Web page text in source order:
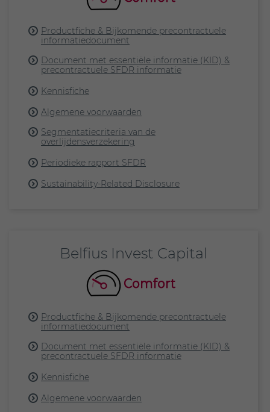
Productfiche & Bijkomende precontractuele
informatiedocument
Document met essentiële informatie (KID) &
precontractuele SFDR informatie
Kennisfiche
Algemene voorwaarden
Segmentatiecriteria van de
overlijdensverzekering
Periodieke rapport SFDR
Sustainability-Related Disclosure
Belfius Invest Capital
Productfiche & Bijkomende precontractuele
informatiedocument
Document met essentiële informatie (KID) &
precontractuele SFDR informatie
Kennisfiche
Algemene voorwaarden